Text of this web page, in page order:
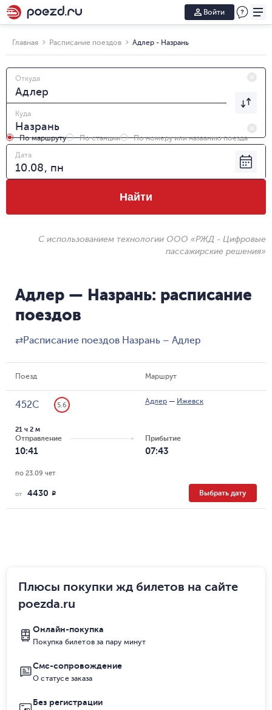
Войти
Главная Расписание поездов Адлер - Назрань
Откуда
Куда
По маршруту По станции
По номеру или названию поезда
Дата
Найти
С использованием технологии ООО «РЖД - Цифровые
пассажирские решения»
Адлер — Назрань: расписание
поездов
⇄Расписание поездов Назрань – Адлер
Поезд Маршрут
452С 5.6 Адлер — Ижевск
Отправление
10:41
21 ч 2 м
Прибытие
07:43
по 23.09 чет
от 4430 R Выбрать дату
Плюсы покупки жд билетов на сайте
poezda.ru
Онлайн-покупка
Покупка билетов за пару минут
Смс-сопровождение
О статусе заказа
Без регистрации